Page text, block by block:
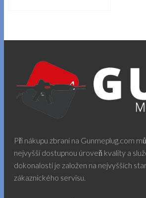
Při nákupu zbraní na Gunmeplug.com
nejvyšší dostupnou úroveň kvality a
dokonalosti je založen na nejvyšších
zákaznického servisu.